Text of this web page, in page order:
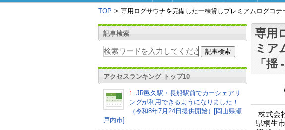
TOP > 専用ログサウナを完備した一棟貸しプレミアムログコ
記事検索
アクセスランキング トップ10
1.
JR邑久駅・長船駅前でカーシェアリ
ングが利用できるようになりました！
（令和8年7月24日提供開始）[岡山県瀬
戸内市]
専用
ミア
「
株式会
県桐生